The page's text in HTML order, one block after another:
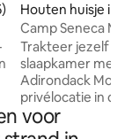
beoordeling
Houten huisje in
Camp Seneca
buitensauna
Trakteer jezelf op
slaapkamer met
Adirondack
privélocatie in de
Hollywood Hills,
Forge en de
voor